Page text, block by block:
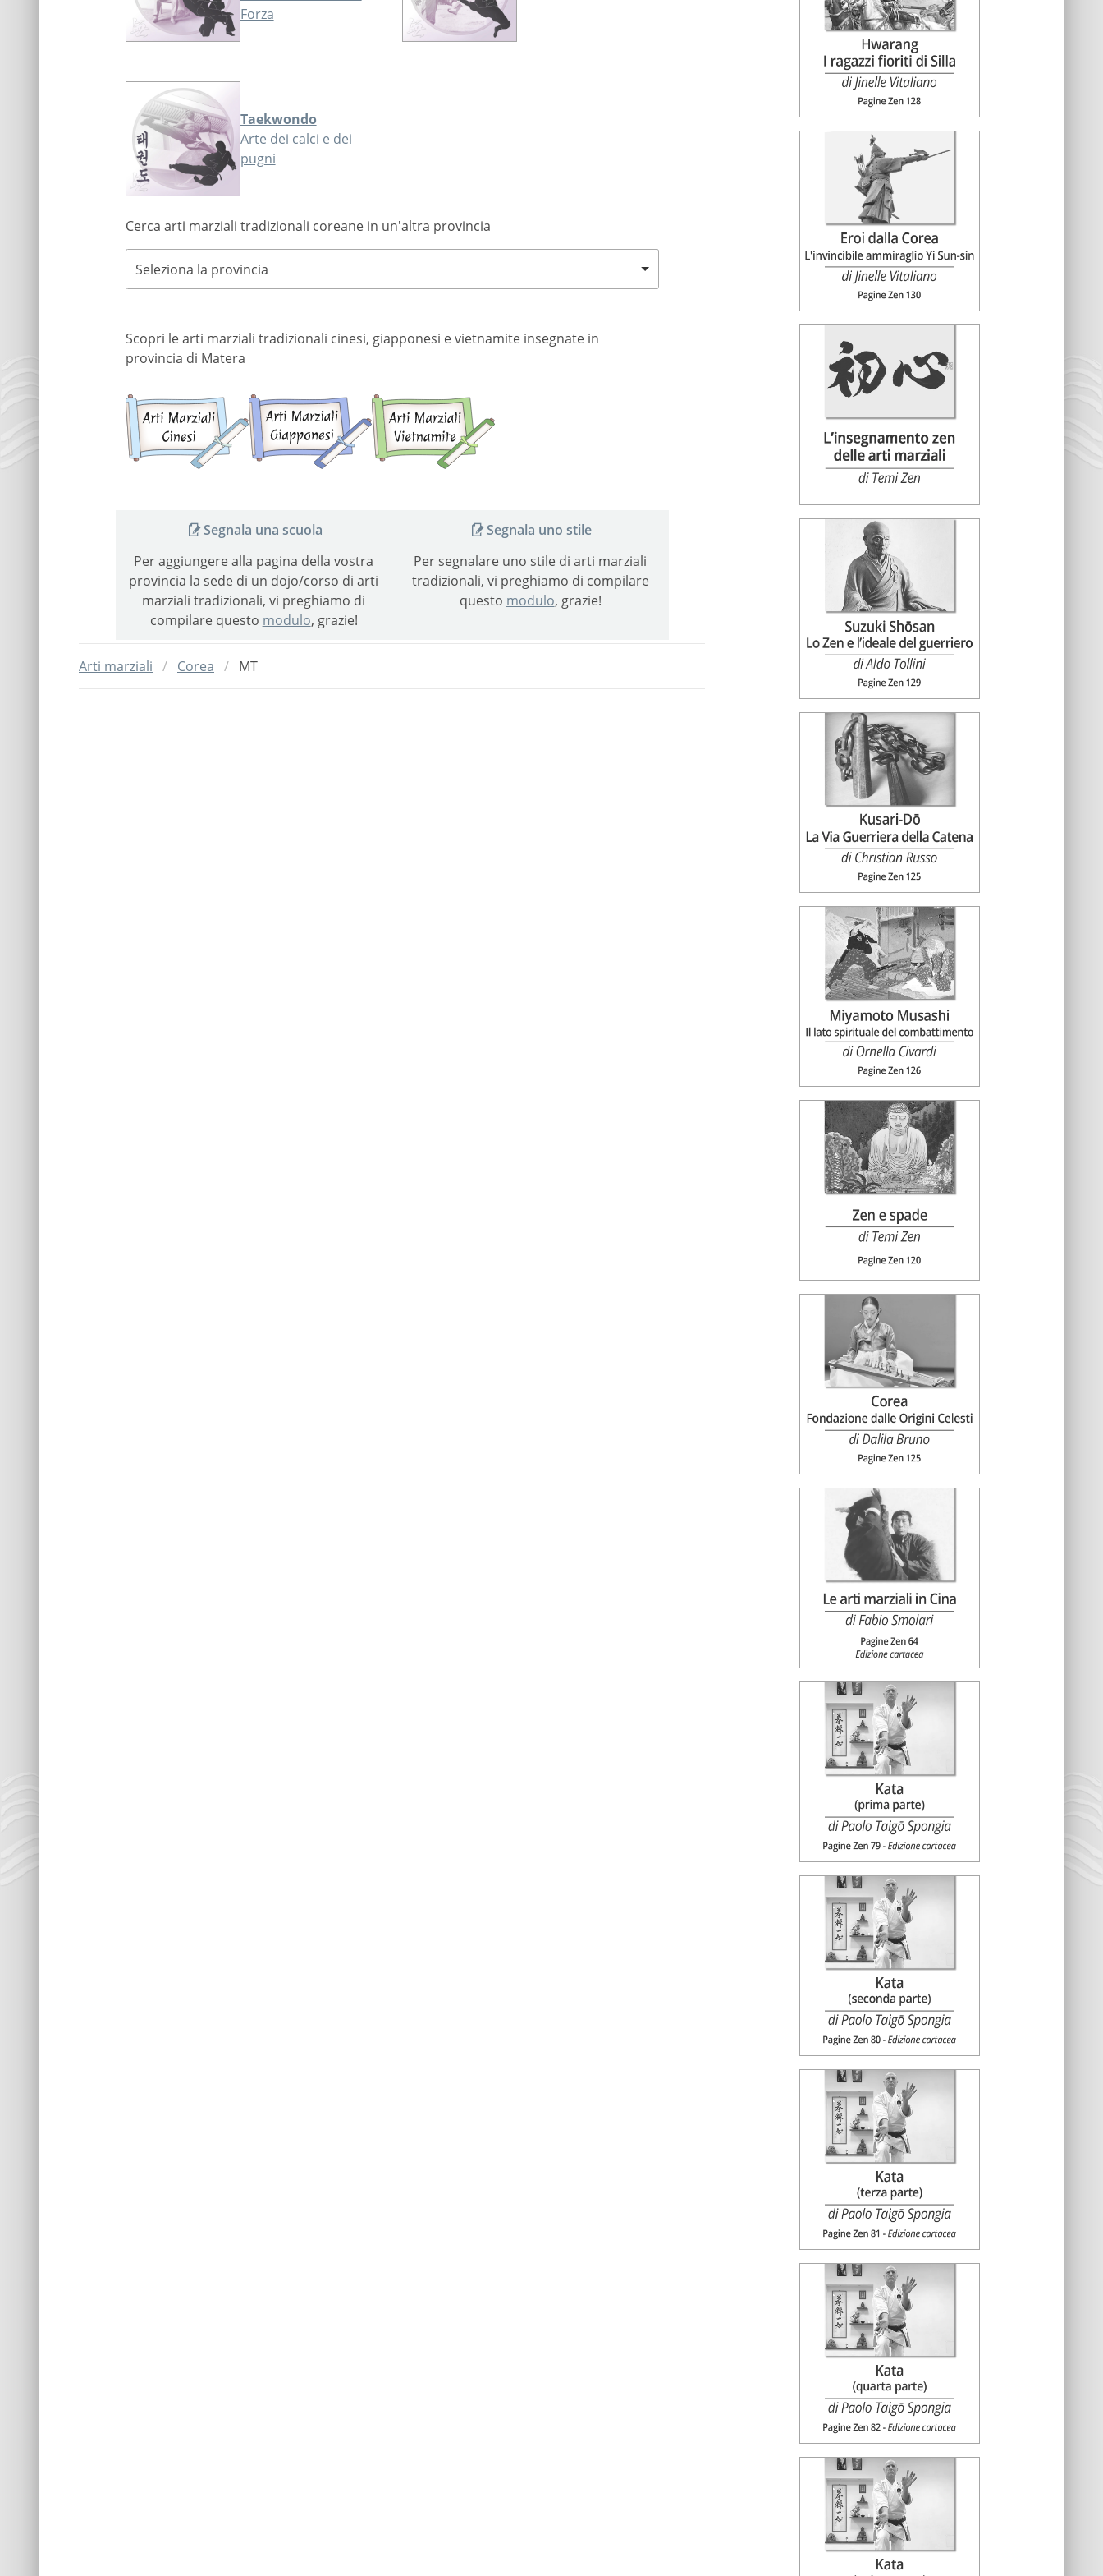
Forza
Taekwondo
Arte dei calci e dei
pugni
Cerca arti marziali tradizionali coreane in un'altra provincia
Seleziona la provincia
Scopri le arti marziali tradizionali cinesi, giapponesi e vietnamite insegnate in
provincia di Matera
Arti
marziali
cinesi
Arti
marziali
giapponesi
marziali
Segnala una scuola
Per aggiungere alla pagina della vostra
provincia la sede di un dojo/corso di arti
marziali tradizionali, vi preghiamo di
compilare questo modulo, grazie!
Segnala uno stile
Per segnalare uno stile di arti marziali
tradizionali, vi preghiamo di compilare
questo modulo, grazie!
Arti marziali Corea MT